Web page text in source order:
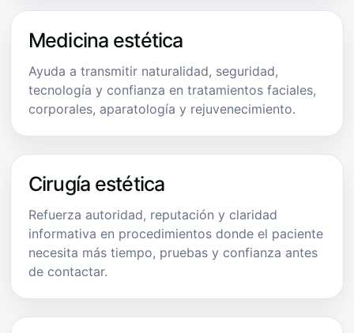
Medicina estética
Ayuda a transmitir naturalidad, seguridad,
tecnología y confianza en tratamientos faciales,
corporales, aparatología y rejuvenecimiento.
Cirugía estética
Refuerza autoridad, reputación y claridad
informativa en procedimientos donde el paciente
necesita más tiempo, pruebas y confianza antes
de contactar.